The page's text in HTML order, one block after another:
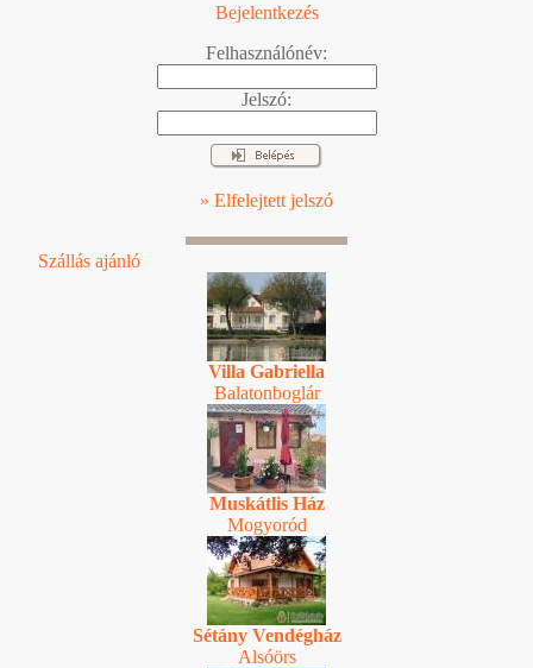
Bejelentkezés
Felhasználónév:
Jelszó:
» Elfelejtett jelszó
Szállás ajánló
Villa Gabriella
Balatonboglár
Muskátlis Ház
Mogyoród
Sétány Vendégház
Alsóörs